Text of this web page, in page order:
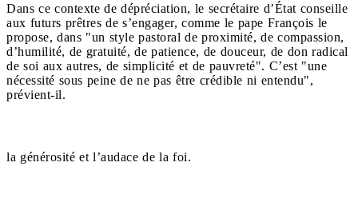
Dans ce contexte de dépréciation, le secrétaire d’État conseille
aux futurs prêtres de s’engager, comme le pape François le
propose, dans "un style pastoral de proximité, de compassion,
d’humilité, de gratuité, de patience, de douceur, de don radical
de soi aux autres, de simplicité et de pauvreté". C’est "une
nécessité sous peine de ne pas être crédible ni entendu",
prévient-il.
la générosité et l’audace de la foi.